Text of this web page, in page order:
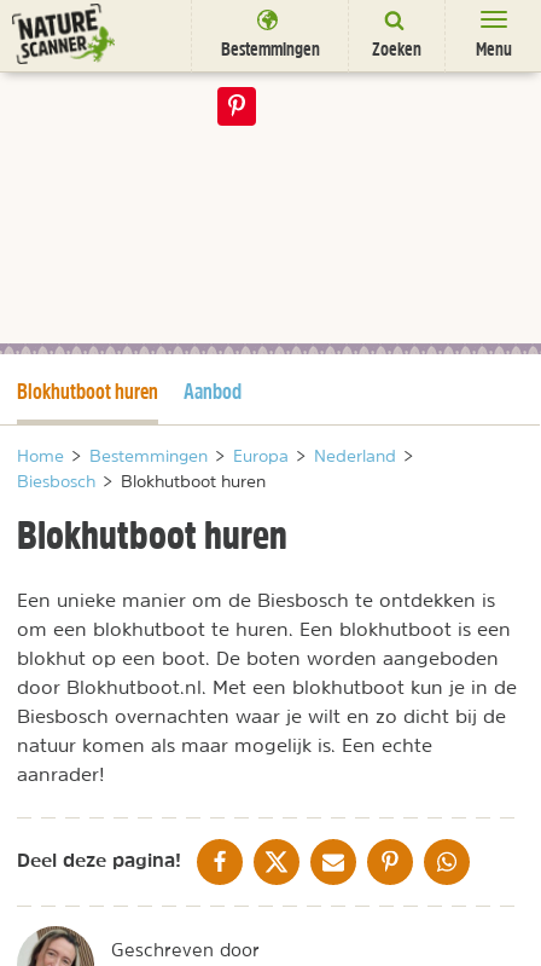
Ga
naar
content
Bestemmingen Zoeken Menu
Nieuwsbrief
Huidige pagina
Blokhutboot huren Aanbod
Home > Bestemmingen > Europa > Nederland
>
Biesbosch > Blokhutboot huren
Blokhutboot huren
Een unieke manier om de Biesbosch te ontdekken is
om een blokhutboot te huren. Een blokhutboot is een
blokhut op een boot. De boten worden aangeboden
door Blokhutboot.nl. Met een blokhutboot kun je in de
Biesbosch overnachten waar je wilt en zo dicht bij de
natuur komen als maar mogelijk is. Een echte
aanrader!
Deel deze pagina! DELEN OP FACEBOOK
DELEN OP XDELEN VIA DE MAIL
DELEN OP PINTEREST
DELEN OP
Geschreven door